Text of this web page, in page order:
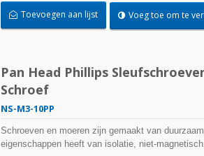
Toevoegen aan lijst Voeg toe om te
Pan Head Phillips
Schroef
NS-M3-10PP
Schroeven en moeren zijn gemaakt van
eigenschappen heeft van isolatie, niet-